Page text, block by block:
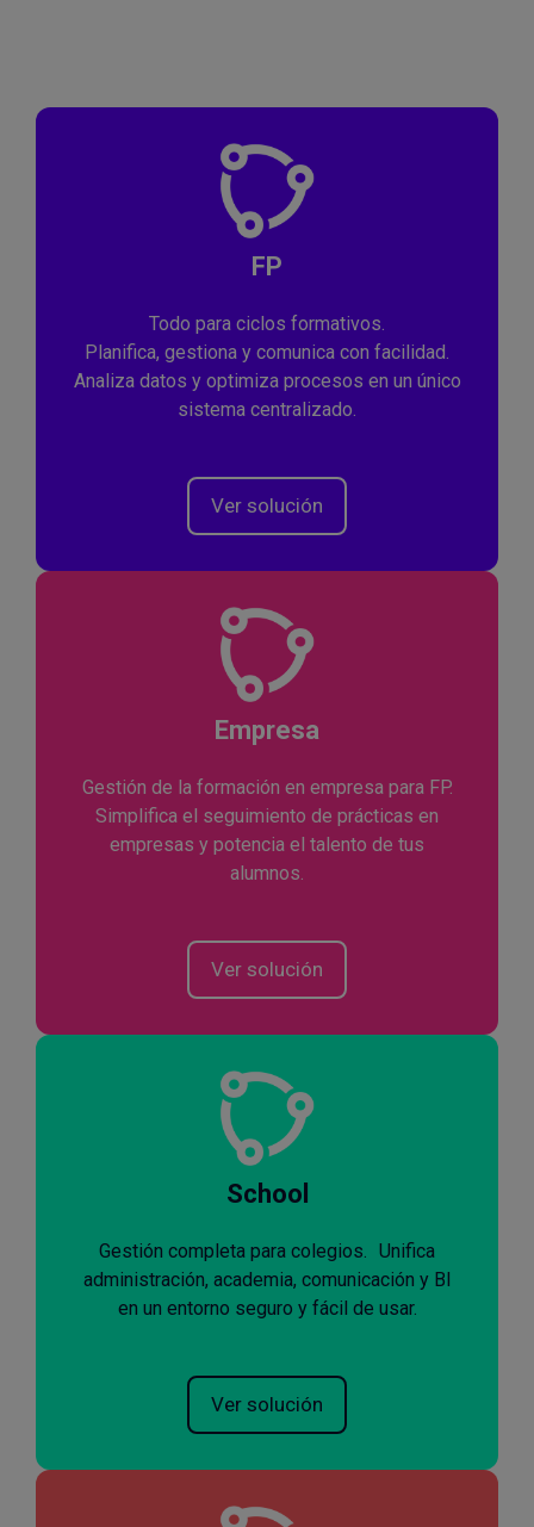
FP
Todo para ciclos formativos.
Planifica, gestiona y comunica con facilidad.
Analiza datos y optimiza procesos en un único
sistema centralizado.
Ver solución
Empresa
Gestión de la formación en empresa para FP.
Simplifica el seguimiento de prácticas en
empresas y potencia el talento de tus
alumnos.
Ver solución
School
Gestión completa para colegios. Unifica
administración, academia, comunicación y BI
en un entorno seguro y fácil de usar.
Ver solución